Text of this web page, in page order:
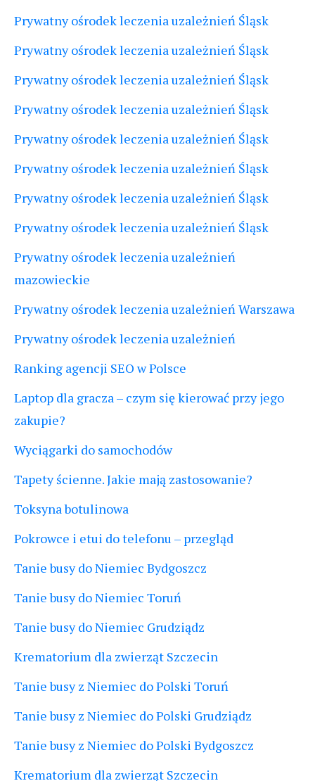
Prywatny ośrodek leczenia uzależnień Śląsk
Prywatny ośrodek leczenia uzależnień Śląsk
Prywatny ośrodek leczenia uzależnień Śląsk
Prywatny ośrodek leczenia uzależnień Śląsk
Prywatny ośrodek leczenia uzależnień Śląsk
Prywatny ośrodek leczenia uzależnień Śląsk
Prywatny ośrodek leczenia uzależnień Śląsk
Prywatny ośrodek leczenia uzależnień Śląsk
Prywatny ośrodek leczenia uzależnień
mazowieckie
Prywatny ośrodek leczenia uzależnień Warszawa
Prywatny ośrodek leczenia uzależnień
Ranking agencji SEO w Polsce
Laptop dla gracza – czym się kierować przy jego
zakupie?
Wyciągarki do samochodów
Tapety ścienne. Jakie mają zastosowanie?
Toksyna botulinowa
Pokrowce i etui do telefonu – przegląd
Tanie busy do Niemiec Bydgoszcz
Tanie busy do Niemiec Toruń
Tanie busy do Niemiec Grudziądz
Krematorium dla zwierząt Szczecin
Tanie busy z Niemiec do Polski Toruń
Tanie busy z Niemiec do Polski Grudziądz
Tanie busy z Niemiec do Polski Bydgoszcz
Krematorium dla zwierząt Szczecin